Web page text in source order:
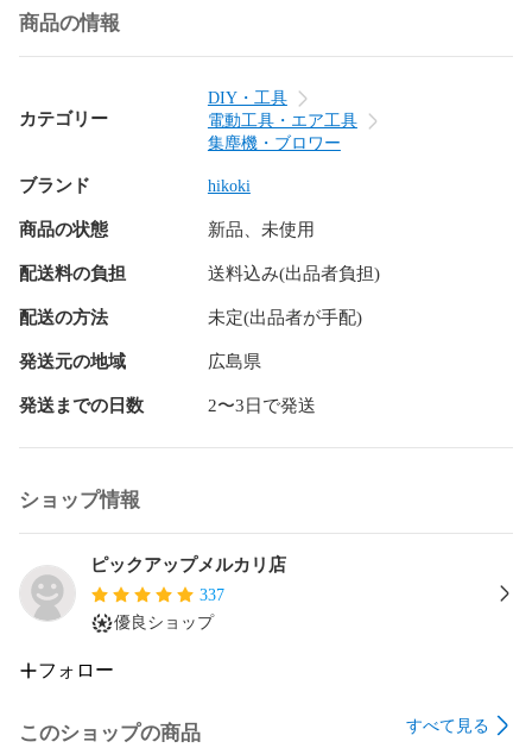
18
【バッテリー】
(画像に無いものは付属しません）
エアダスタノズル、ノズル（A）/（B）、吸引アタッチメント
【保証】
ジャンク品以外について、商品到着から一週間初期不良返品
受け付けます。
商品について、簡単な動作確認のみ行っております。
クは行っておりません。
Nランク
【動作確認】
保管中の傷や汚れがあります。
【領収書発行】
インボイス対応領収書の発行可能です。
領収書の発行は、ご落札直後にメッセージにてお申し付けく
ご連絡をいただいても領収書のみの郵送等は行っておりませ
ん。
商品の情報
カテゴリー
DIY・工具
電動工具・エア工具
集塵機・ブロワー
ブランド hikoki
商品の状態 新品、未使用
配送料の負担 送料込み(出品者負担)
配送の方法 未定(出品者が手配)
発送元の地域 広島県
発送までの日数 2〜3日で発送
ショップ情報
ピックアップメルカリ店
337
優良ショップ
フォロー
このショップの商品 すべて見る